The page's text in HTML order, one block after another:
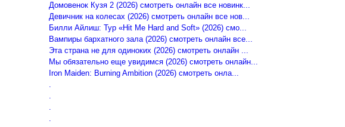
Домовенок Кузя 2 (2026) смотреть онлайн все новинк...
Девичник на колесах (2026) смотреть онлайн все нов...
Билли Айлиш: Тур «Hit Me Hard and Soft» (2026) смо...
Вампиры бархатного зала (2026) смотреть онлайн все...
Эта страна не для одиноких (2026) смотреть онлайн ...
Мы обязательно еще увидимся (2026) смотреть онлайн...
Iron Maiden: Burning Ambition (2026) смотреть онла...
.
.
.
.